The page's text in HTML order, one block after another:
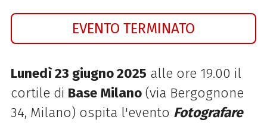
EVENTO TERMINATO
Lunedì 23 giugno 2025 alle ore 19.00 il
cortile di Base Milano(via Bergognone
34, Milano) ospita l'evento Fotografare